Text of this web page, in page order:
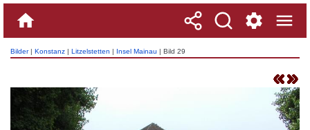
Bilder| Konstanz | Litzelstetten | Insel Mainau | Bild 29